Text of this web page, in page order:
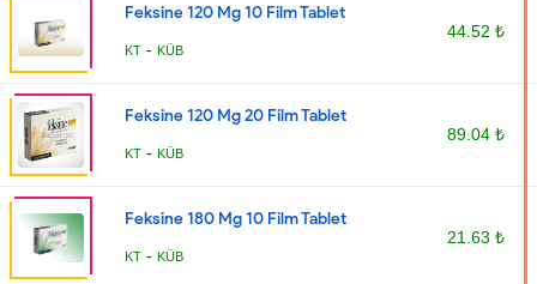
Feksine 120 Mg 10 Film Tablet
KT - KÜB
44.52 ₺
Feksine 120 Mg 20 Film Tablet
KT - KÜB
89.04 ₺
Feksine 180 Mg 10 Film Tablet
KT - KÜB
21.63 ₺